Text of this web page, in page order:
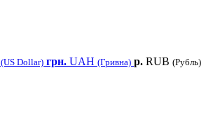
(US Dollar) грн. UAH (Гривна) р. RUB (Рубль)